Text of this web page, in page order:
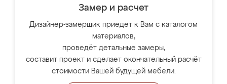
Замер и расчет
Дизайнер-замерщик приедет к Вам с каталогом
материалов,
проведёт детальные замеры,
составит проект и сделает окончательный расчёт
стоимости Вашей будущей мебели.